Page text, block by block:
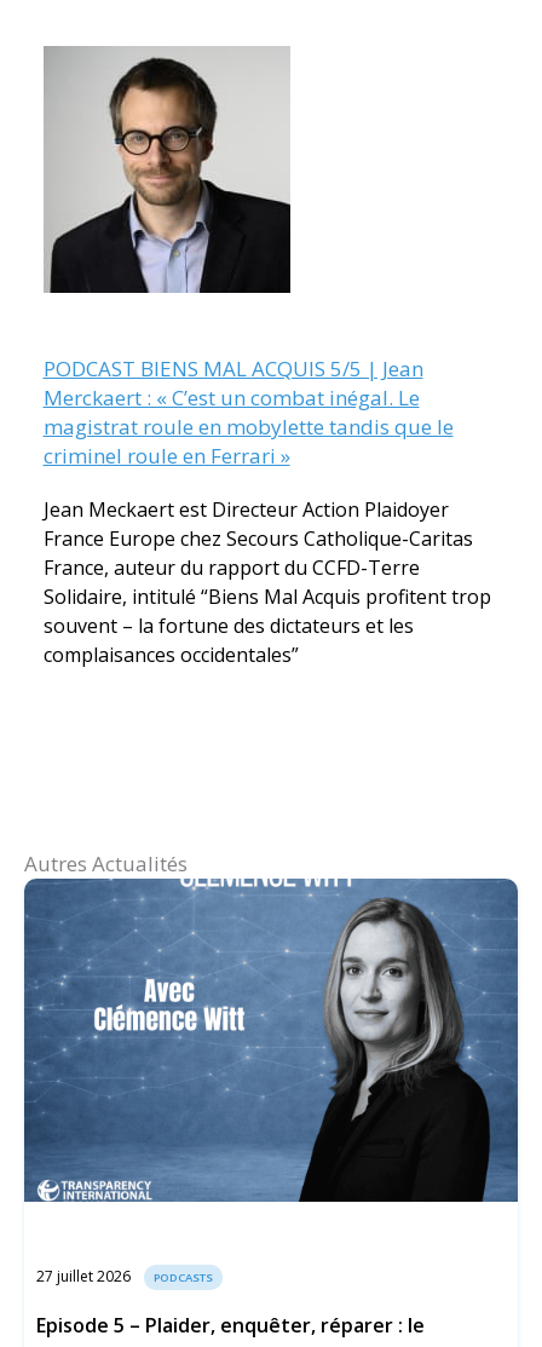
PODCAST BIENS MAL ACQUIS 5/5 | Jean
Merckaert : « C’est un combat inégal. Le
magistrat roule en mobylette tandis que le
criminel roule en Ferrari »
Jean Meckaert est Directeur Action Plaidoyer
France Europe chez Secours Catholique-Caritas
France, auteur du rapport du CCFD-Terre
Solidaire, intitulé “Biens Mal Acquis profitent trop
souvent – la fortune des dictateurs et les
complaisances occidentales”
Autres Actualités
27 juillet 2026 PODCASTS
Episode 5 – Plaider, enquêter, réparer : le